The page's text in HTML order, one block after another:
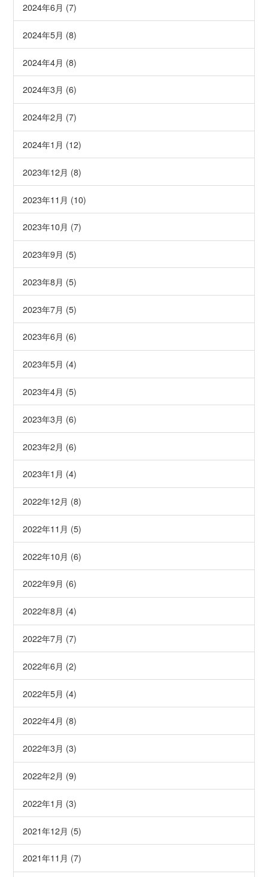
2024年6月 (7)
2024年5月 (8)
2024年4月 (8)
2024年3月 (6)
2024年2月 (7)
2024年1月 (12)
2023年12月 (8)
2023年11月 (10)
2023年10月 (7)
2023年9月 (5)
2023年8月 (5)
2023年7月 (5)
2023年6月 (6)
2023年5月 (4)
2023年4月 (5)
2023年3月 (6)
2023年2月 (6)
2023年1月 (4)
2022年12月 (8)
2022年11月 (5)
2022年10月 (6)
2022年9月 (6)
2022年8月 (4)
2022年7月 (7)
2022年6月 (2)
2022年5月 (4)
2022年4月 (8)
2022年3月 (3)
2022年2月 (9)
2022年1月 (3)
2021年12月 (5)
2021年11月 (7)